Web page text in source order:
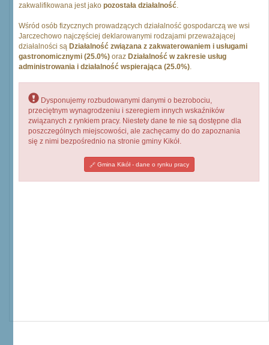
zakwalifikowana jest jako pozostała działalność.
Wśród osób fizycznych prowadzących działalność gospodarczą we wsi
Jarczechowo najczęściej deklarowanymi rodzajami przeważającej
działalności są Działalność związana z zakwaterowaniem i usługami
gastronomicznymi (25.0%) oraz Działalność w zakresie usług
administrowania i działalność wspierająca (25.0%).
Dysponujemy rozbudowanymi danymi o bezrobociu,
przeciętnym wynagrodzeniu i szeregiem innych wskaźników
związanych z rynkiem pracy. Niestety dane te nie są dostępne dla
poszczególnych miejscowości, ale zachęcamy do do zapoznania
się z nimi bezpośrednio na stronie gminy Kikół.
Gmina Kikół - dane o rynku pracy